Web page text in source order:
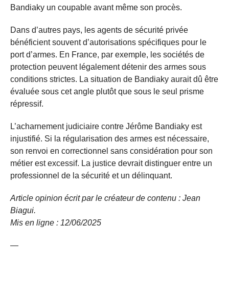
Bandiaky un coupable avant même son procès.
Dans d’autres pays, les agents de sécurité privée
bénéficient souvent d’autorisations spécifiques pour le
port d’armes. En France, par exemple, les sociétés de
protection peuvent légalement détenir des armes sous
conditions strictes. La situation de Bandiaky aurait dû être
évaluée sous cet angle plutôt que sous le seul prisme
répressif.
L’acharnement judiciaire contre Jérôme Bandiaky est
injustifié. Si la régularisation des armes est nécessaire,
son renvoi en correctionnel sans considération pour son
métier est excessif. La justice devrait distinguer entre un
professionnel de la sécurité et un délinquant.
Article opinion écrit par le créateur de contenu : Jean
Biagui.
Mis en ligne : 12/06/2025
—